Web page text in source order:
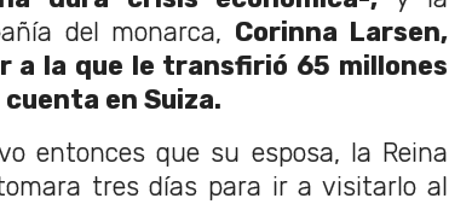
del monarca, Corinna Larsen,
a la que le transfirió 65 millones
en Suiza.
entonces que su esposa, la Reina
tres días para ir a visitarlo al